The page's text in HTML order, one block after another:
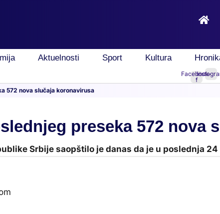
Aktuelnosti Sport Kultura
Facebook-
f
572 nova slučaja koronavirusa
preseka 572 nova
Srbije saopštilo je danas da je u poslednja